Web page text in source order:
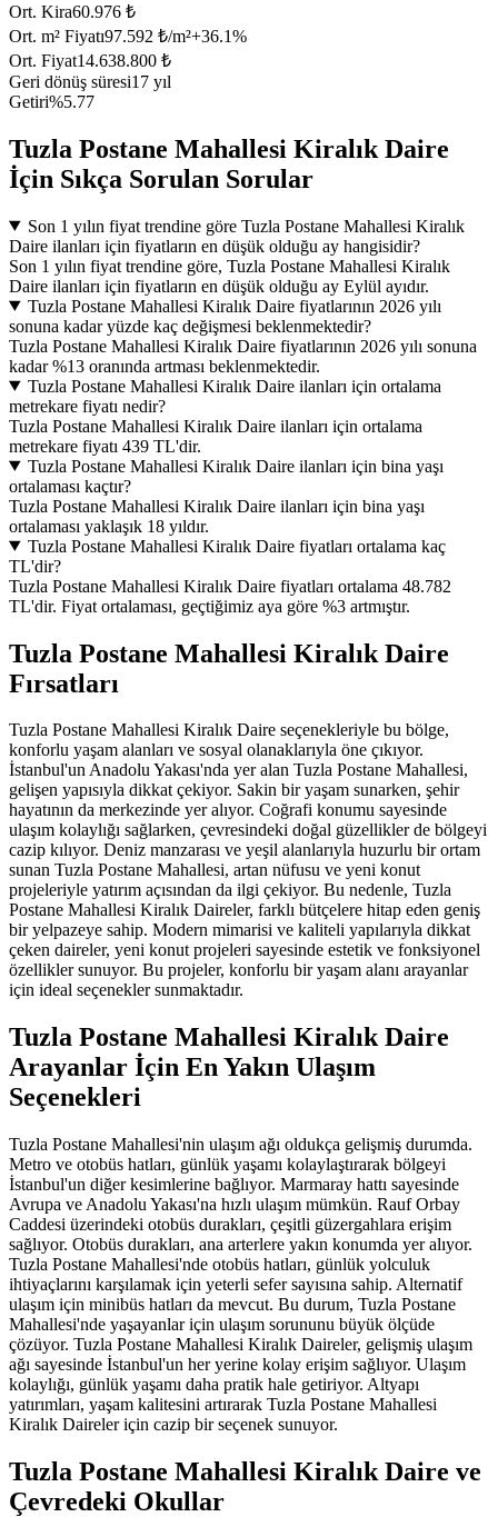
Ort. Kira60.976 ₺
Ort. m² Fiyatı97.592 ₺/m²+36.1%
Ort. Fiyat14.638.800 ₺
Geri dönüş süresi17 yıl
Getiri%5.77
Tuzla Postane Mahallesi Kiralık Daire
İçin Sıkça Sorulan Sorular
Son 1 yılın fiyat trendine göre Tuzla Postane Mahallesi Kiralık
Daire ilanları için fiyatların en düşük olduğu ay hangisidir?
Son 1 yılın fiyat trendine göre, Tuzla Postane Mahallesi Kiralık
Daire ilanları için fiyatların en düşük olduğu ay Eylül ayıdır.
Tuzla Postane Mahallesi Kiralık Daire fiyatlarının 2026 yılı
sonuna kadar yüzde kaç değişmesi beklenmektedir?
Tuzla Postane Mahallesi Kiralık Daire fiyatlarının 2026 yılı sonuna
kadar %13 oranında artması beklenmektedir.
Tuzla Postane Mahallesi Kiralık Daire ilanları için ortalama
metrekare fiyatı nedir?
Tuzla Postane Mahallesi Kiralık Daire ilanları için ortalama
metrekare fiyatı 439 TL'dir.
Tuzla Postane Mahallesi Kiralık Daire ilanları için bina yaşı
ortalaması kaçtır?
Tuzla Postane Mahallesi Kiralık Daire ilanları için bina yaşı
ortalaması yaklaşık 18 yıldır.
Tuzla Postane Mahallesi Kiralık Daire fiyatları ortalama kaç
TL'dir?
Tuzla Postane Mahallesi Kiralık Daire fiyatları ortalama 48.782
TL'dir. Fiyat ortalaması, geçtiğimiz aya göre %3 artmıştır.
Tuzla Postane Mahallesi Kiralık Daire
Fırsatları
Tuzla Postane Mahallesi Kiralık Daire seçenekleriyle bu bölge,
konforlu yaşam alanları ve sosyal olanaklarıyla öne çıkıyor.
İstanbul'un Anadolu Yakası'nda yer alan Tuzla Postane Mahallesi,
gelişen yapısıyla dikkat çekiyor. Sakin bir yaşam sunarken, şehir
hayatının da merkezinde yer alıyor. Coğrafi konumu sayesinde
ulaşım kolaylığı sağlarken, çevresindeki doğal güzellikler de bölgeyi
cazip kılıyor. Deniz manzarası ve yeşil alanlarıyla huzurlu bir ortam
sunan Tuzla Postane Mahallesi, artan nüfusu ve yeni konut
projeleriyle yatırım açısından da ilgi çekiyor. Bu nedenle, Tuzla
Postane Mahallesi Kiralık Daireler, farklı bütçelere hitap eden geniş
bir yelpazeye sahip. Modern mimarisi ve kaliteli yapılarıyla dikkat
çeken daireler, yeni konut projeleri sayesinde estetik ve fonksiyonel
özellikler sunuyor. Bu projeler, konforlu bir yaşam alanı arayanlar
için ideal seçenekler sunmaktadır.
Tuzla Postane Mahallesi Kiralık Daire
Arayanlar İçin En Yakın Ulaşım
Seçenekleri
Tuzla Postane Mahallesi'nin ulaşım ağı oldukça gelişmiş durumda.
Metro ve otobüs hatları, günlük yaşamı kolaylaştırarak bölgeyi
İstanbul'un diğer kesimlerine bağlıyor. Marmaray hattı sayesinde
Avrupa ve Anadolu Yakası'na hızlı ulaşım mümkün. Rauf Orbay
Caddesi üzerindeki otobüs durakları, çeşitli güzergahlara erişim
sağlıyor. Otobüs durakları, ana arterlere yakın konumda yer alıyor.
Tuzla Postane Mahallesi'nde otobüs hatları, günlük yolculuk
ihtiyaçlarını karşılamak için yeterli sefer sayısına sahip. Alternatif
ulaşım için minibüs hatları da mevcut. Bu durum, Tuzla Postane
Mahallesi'nde yaşayanlar için ulaşım sorununu büyük ölçüde
çözüyor. Tuzla Postane Mahallesi Kiralık Daireler, gelişmiş ulaşım
ağı sayesinde İstanbul'un her yerine kolay erişim sağlıyor. Ulaşım
kolaylığı, günlük yaşamı daha pratik hale getiriyor. Altyapı
yatırımları, yaşam kalitesini artırarak Tuzla Postane Mahallesi
Kiralık Daireler için cazip bir seçenek sunuyor.
Tuzla Postane Mahallesi Kiralık Daire ve
Çevredeki Okullar